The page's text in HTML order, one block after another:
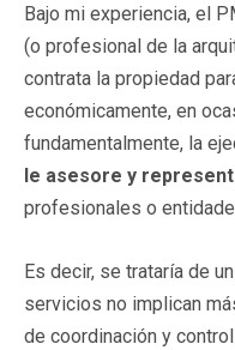
Bajo mi experiencia, el
(o profesional de la
contrata la propiedad
económicamente, en
fundamentalmente, la
le asesore y
profesionales o
Es decir, se trataría de
servicios no implican
de coordinación y